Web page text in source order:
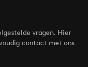
vragen. Hier
contact met ons